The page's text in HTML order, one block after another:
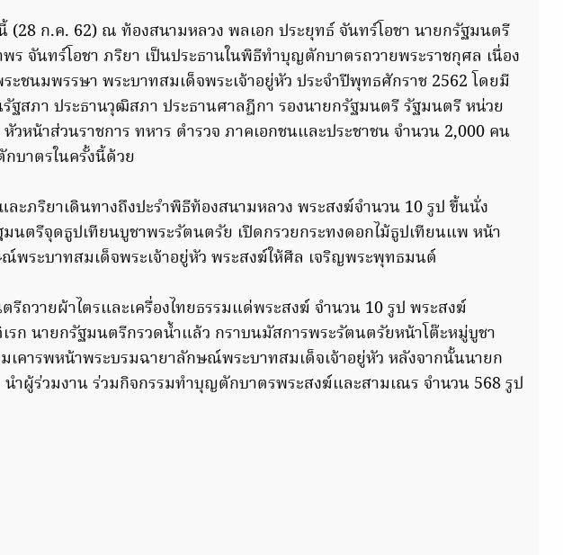
(28 ก.ค. 62) ณ ท้องสนามหลวง พลเอก ประยุทธ์ จันทร์โอชา นายกรัฐมนตรี
ร จันทร์โอชา ภริยา เป็นประธานในพิธีทำบุญตักบาตรถวายพระราชกุศล เนื่อง
ะชนมพรรษา พระบาทสมเด็จพระเจ้าอยู่หัว ประจำปีพุทธศักราช 2562 โดยมี
ฐสภา ประธานวุฒิสภา ประธานศาลฎีกา รองนายกรัฐมนตรี รัฐมนตรี หน่วย
หัวหน้าส่วนราชการ ทหาร ตำรวจ ภาคเอกชนและประชาชน จำนวน 2,000 คน
บาตรในครั้งนี้ด้วย
ะภริยาเดินทางถึงปะรำพิธีท้องสนามหลวง พระสงฆ์จำนวน 10 รูป ขึ้นนั่ง
นตรีจุดธูปเทียนบูชาพระรัตนตรัย เปิดกรวยกระทงดอกไม้ธูปเทียนแพ หน้า
พระบาทสมเด็จพระเจ้าอยู่หัว พระสงฆ์ให้ศีล เจริญพระพุทธมนต์
ถวายผ้าไตรและเครื่องไทยธรรมแด่พระสงฆ์ จำนวน 10 รูป พระสงฆ์
รก นายกรัฐมนตรีกรวดน้ำแล้ว กราบนมัสการพระรัตนตรัยหน้าโต๊ะหมู่บูชา
เคารพหน้าพระบรมฉายาลักษณ์พระบาทสมเด็จเจ้าอยู่หัว หลังจากนั้นนายก
ำผู้ร่วมงาน ร่วมกิจกรรมทำบุญตักบาตรพระสงฆ์และสามเณร จำนวน 568 รูป